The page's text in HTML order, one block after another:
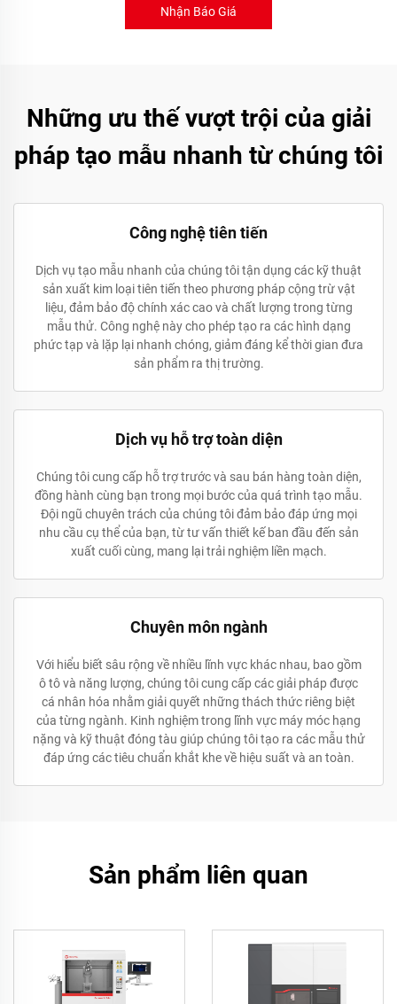
Nhận Báo Giá
Những ưu thế vượt trội của giải
pháp tạo mẫu nhanh từ chúng tôi
Công nghệ tiên tiến
Dịch vụ tạo mẫu nhanh của chúng tôi tận dụng các kỹ thuật
sản xuất kim loại tiên tiến theo phương pháp cộng trừ vật
liệu, đảm bảo độ chính xác cao và chất lượng trong từng
mẫu thử. Công nghệ này cho phép tạo ra các hình dạng
phức tạp và lặp lại nhanh chóng, giảm đáng kể thời gian đưa
sản phẩm ra thị trường.
Dịch vụ hỗ trợ toàn diện
Chúng tôi cung cấp hỗ trợ trước và sau bán hàng toàn diện,
đồng hành cùng bạn trong mọi bước của quá trình tạo mẫu.
Đội ngũ chuyên trách của chúng tôi đảm bảo đáp ứng mọi
nhu cầu cụ thể của bạn, từ tư vấn thiết kế ban đầu đến sản
xuất cuối cùng, mang lại trải nghiệm liền mạch.
Chuyên môn ngành
Với hiểu biết sâu rộng về nhiều lĩnh vực khác nhau, bao gồm
ô tô và năng lượng, chúng tôi cung cấp các giải pháp được
cá nhân hóa nhằm giải quyết những thách thức riêng biệt
của từng ngành. Kinh nghiệm trong lĩnh vực máy móc hạng
nặng và kỹ thuật đóng tàu giúp chúng tôi tạo ra các mẫu thử
đáp ứng các tiêu chuẩn khắt khe về hiệu suất và an toàn.
Sản phẩm liên quan